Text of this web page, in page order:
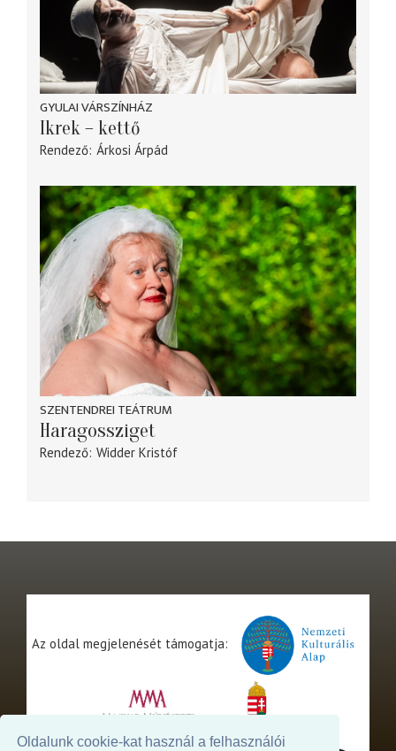
Oldalunk cookie-kat használ a felhasználói
GYULAI VÁRSZÍNHÁZ
Ikrek – kettő
Rendező Árkosi Árpád
SZENTENDREI TEÁTRUM
Haragossziget
Rendező Widder Kristóf
Az oldal megjelenését támogatja: